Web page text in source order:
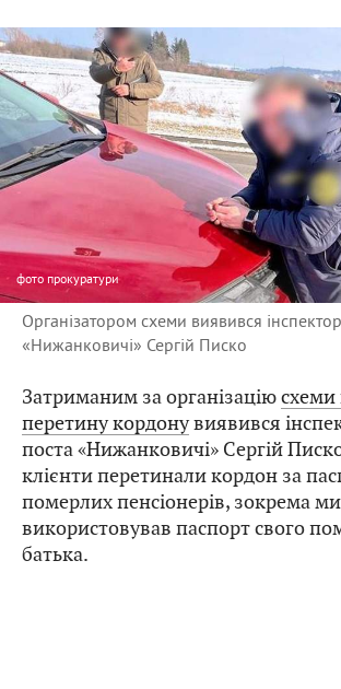
фото прокуратури
Організатором схеми виявився
«Нижанковичі» Сергій Писко
Затриманим за організаціюсхеми
перетину кордонувиявився
поста «Нижанковичі» Сергій
клієнти перетинали кордон за
померлих пенсіонерів, зокрема
використовував паспорт свого
батька.